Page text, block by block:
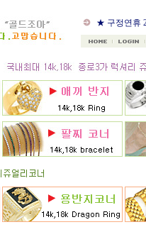
일
★ 골드조아
★ 선택사항